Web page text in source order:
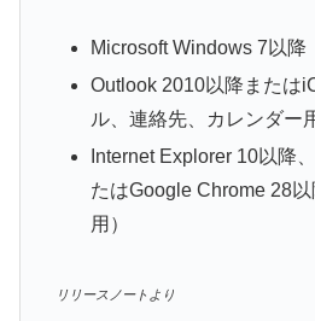
Microsoft Windows 7以降
Outlook 2010以降または
ル、連絡先、カレンダー
Internet Explorer 10以降
たはGoogle Chrome 28
用）
リリースノートより